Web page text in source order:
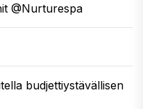
@Nurturespa
budjettiystävällisen